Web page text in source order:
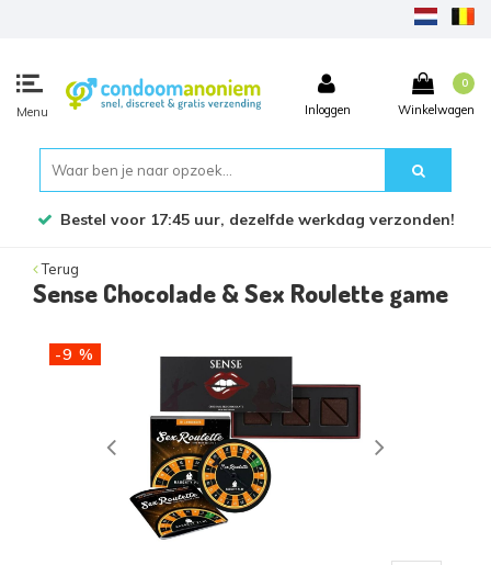
Menu Inloggen
0
Winkelwagen
Bestel voor 17:45 uur, dezelfde werkdag verzonden!
Terug
Sense Chocolade & Sex Roulette game
-9 %